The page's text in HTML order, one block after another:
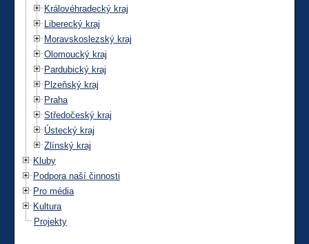
Královéhradecký kraj
Liberecký kraj
Moravskoslezský kraj
Olomoucký kraj
Pardubický kraj
Plzeňský kraj
Praha
Středočeský kraj
Ústecký kraj
Zlínský kraj
Kluby
Podpora naší činnosti
Pro média
Kultura
Projekty